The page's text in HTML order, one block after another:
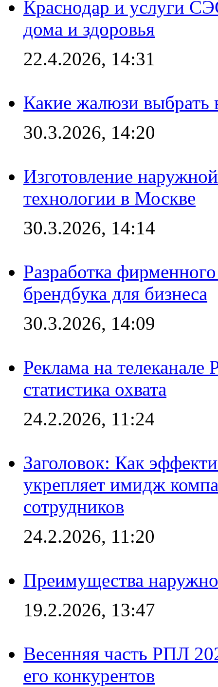
Краснодар и услуги
дома и здоровья
22.4.2026, 14:31
Какие жалюзи выбрать
30.3.2026, 14:20
Изготовление
технологии в Москве
30.3.2026, 14:14
Разработка
брендбука для бизнеса
30.3.2026, 14:09
Реклама на
статистика охвата
24.2.2026, 11:24
Заголовок: Как
укрепляет имидж
сотрудников
24.2.2026, 11:20
Преимущества
19.2.2026, 13:47
Весенняя часть РПЛ
его конкурентов